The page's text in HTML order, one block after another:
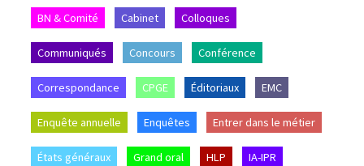
BN & Comité Cabinet Colloques
Communiqués Concours Conférence
Correspondance CPGE Éditoriaux EMC
Enquête annuelle Enquêtes Entrer dans le métier
États généraux Grand oral HLP IA-IPR